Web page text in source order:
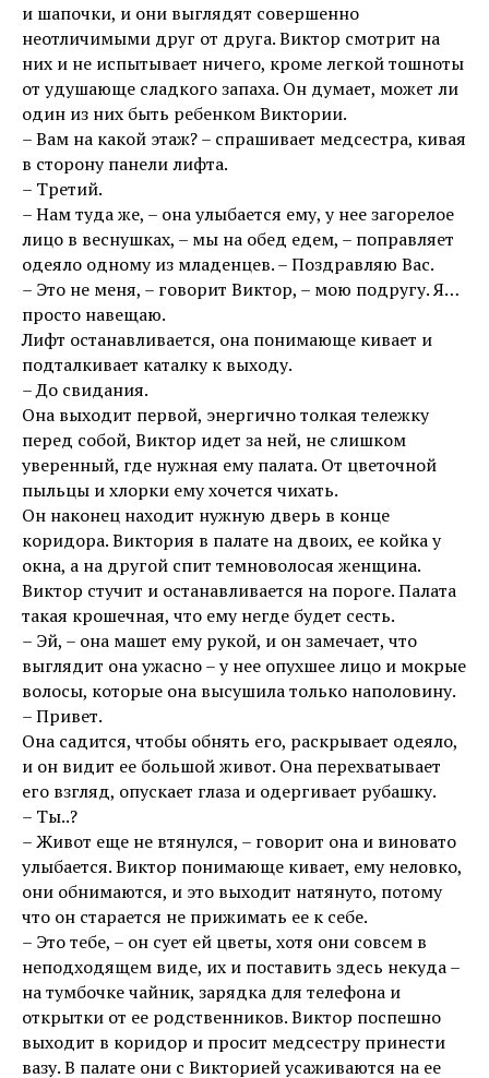
и шапочки, и они выглядят совершенно
неотличимыми друг от друга. Виктор смотрит на
них и не испытывает ничего, кроме легкой тошноты
от удушающе сладкого запаха. Он думает, может ли
один из них быть ребенком Виктории.
– Вам на какой этаж? – спрашивает медсестра, кивая
в сторону панели лифта.
– Третий.
– Нам туда же, – она улыбается ему, у нее загорелое
лицо в веснушках, – мы на обед едем, – поправляет
одеяло одному из младенцев. – Поздравляю Вас.
– Это не меня, – говорит Виктор, – мою подругу. Я…
просто навещаю.
Лифт останавливается, она понимающе кивает и
подталкивает каталку к выходу.
– До свидания.
Она выходит первой, энергично толкая тележку
перед собой, Виктор идет за ней, не слишком
уверенный, где нужная ему палата. От цветочной
пыльцы и хлорки ему хочется чихать.
Он наконец находит нужную дверь в конце
коридора. Виктория в палате на двоих, ее койка у
окна, а на другой спит темноволосая женщина.
Виктор стучит и останавливается на пороге. Палата
такая крошечная, что ему негде будет сесть.
– Эй, – она машет ему рукой, и он замечает, что
выглядит она ужасно – у нее опухшее лицо и мокрые
волосы, которые она высушила только наполовину.
– Привет.
Она садится, чтобы обнять его, раскрывает одеяло,
и он видит ее большой живот. Она перехватывает
его взгляд, опускает глаза и одергивает рубашку.
– Ты..?
– Живот еще не втянулся, – говорит она и виновато
улыбается. Виктор понимающе кивает, ему неловко,
они обнимаются, и это выходит натянуто, потому
что он старается не прижимать ее к себе.
– Это тебе, – он сует ей цветы, хотя они совсем в
неподходящем виде, их и поставить здесь некуда –
на тумбочке чайник, зарядка для телефона и
открытки от ее родственников. Виктор поспешно
выходит в коридор и просит медсестру принести
вазу. В палате они с Викторией усаживаются на ее